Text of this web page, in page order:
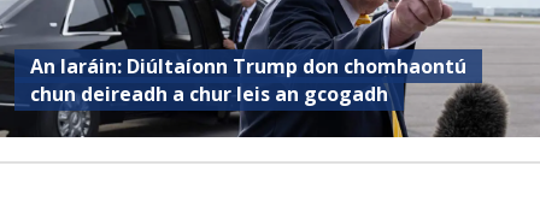
An Iaráin: Diúltaíonn Trump don chomhaontú
chun deireadh a chur leis an gcogadh